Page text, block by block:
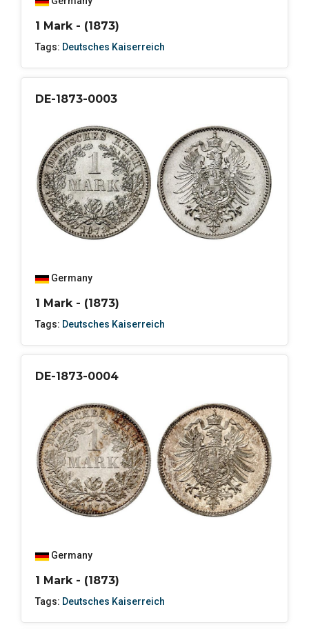
1 Mark - (1873)
Tags: Deutsches Kaiserreich
DE-1873-0003
Germany
1 Mark - (1873)
Tags: Deutsches Kaiserreich
DE-1873-0004
Germany
1 Mark - (1873)
Tags: Deutsches Kaiserreich